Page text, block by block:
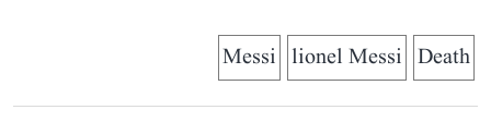
Death
lionel Messi
Messi